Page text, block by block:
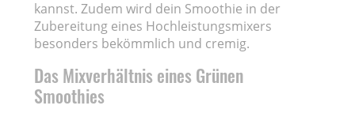
kannst. Zudem wird dein Smoothie in der
Zubereitung eines Hochleistungsmixers
besonders bekömmlich und cremig.
Das Mixverhältnis eines Grünen
Smoothies